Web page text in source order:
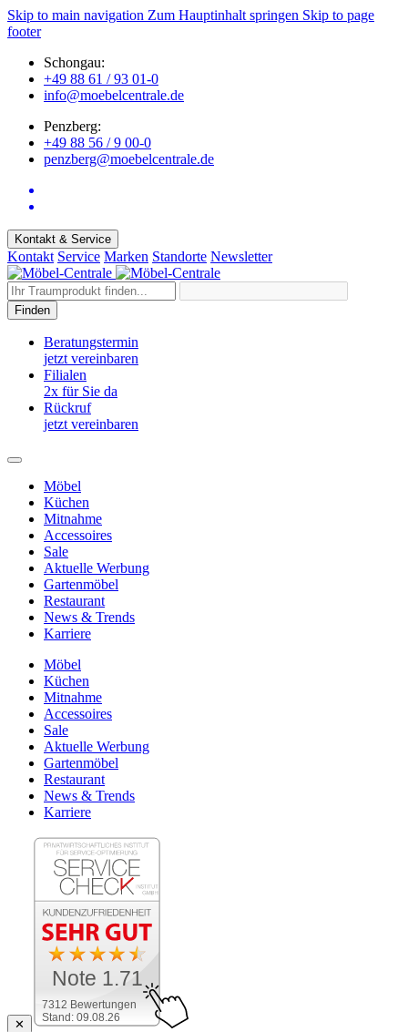
Skip to main navigation Zum Hauptinhalt springen Skip to page
footer
Schongau:
+49 88 61 / 93 01-0
info@moebelcentrale.de
Penzberg:
+49 88 56 / 9 00-0
penzberg@moebelcentrale.de
Kontakt & Service
Kontakt Service Marken Standorte Newsletter
Finden
Beratungstermin
jetzt vereinbaren
Filialen
2x für Sie da
Rückruf
jetzt vereinbaren
Möbel
Küchen
Mitnahme
Accessoires
Sale
Aktuelle Werbung
Gartenmöbel
Restaurant
News & Trends
Karriere
Möbel
Küchen
Mitnahme
Accessoires
Sale
Aktuelle Werbung
Gartenmöbel
Restaurant
News & Trends
Karriere
✕
7312 Bewertungen
Stand: 09.08.26
Note 1.71